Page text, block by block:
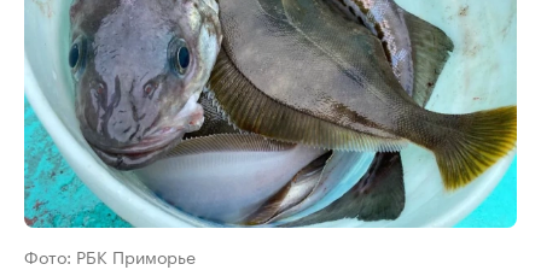
Фото: РБК Приморье